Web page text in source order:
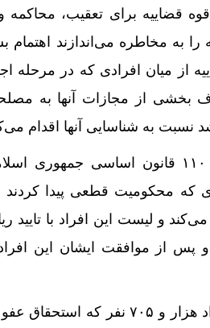
قضاییه برای تعقیب، محاکمه
به مخاطره می‌اندازند اهتمام
از میان افرادی که در مرحله
بخشی از مجازات آنها به
نسبت به شناسایی آنها اقدام
وی افزود: در همین راستا و در اجرای بند ۱۱ اصل ۱۱۰ قانون
که محکومیت قطعی پیدا کردند
و لیست این افراد با تایید
پس از موافقت ایشان این
حجت‌الاسلام والمسلمین علی مظفری گفت: اخیراً تعداد هزار و